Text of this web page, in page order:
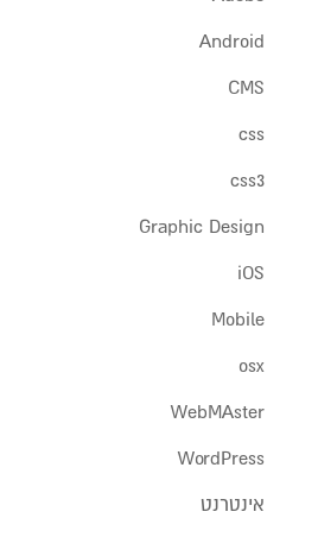
Android
CMS
css
css3
Graphic Design
iOS
Mobile
osx
WebMAster
WordPress
אינטרנט